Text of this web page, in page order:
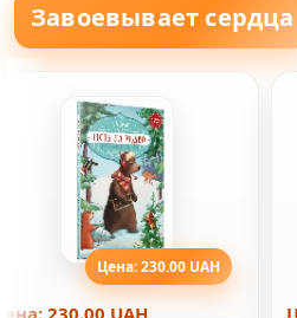
Завоевывает сердца
Цена: 230.00 UAH
230.00 UAH